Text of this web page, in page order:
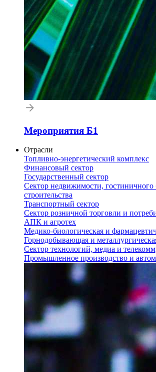
Мероприятия Б1
Отрасли
Топливно-энергетический комплекс
Финансовый сектор
Государственный сектор
Сектор недвижимости, гостиничного
строительства
Транспортный сектор
Сектор розничной торговли и
АПК и агротех
Медико-биологическая и
Горнодобывающая и
Сектор технологий, медиа и
Промышленное производство и